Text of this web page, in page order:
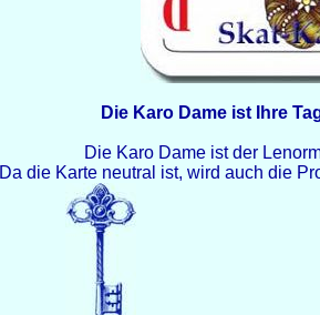
Die Karo Dame ist Ihre
Die Karo Dame ist der
Da die Karte neutral ist, wird auch die